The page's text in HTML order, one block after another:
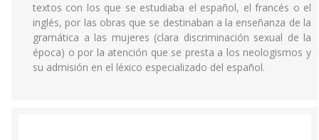
textos con los que se estudiaba el español, el francés o el
inglés, por las obras que se destinaban a la enseñanza de la
gramática a las mujeres (clara discriminación sexual de la
época) o por la atención que se presta a los neologismos y
su admisión en el léxico especializado del español.